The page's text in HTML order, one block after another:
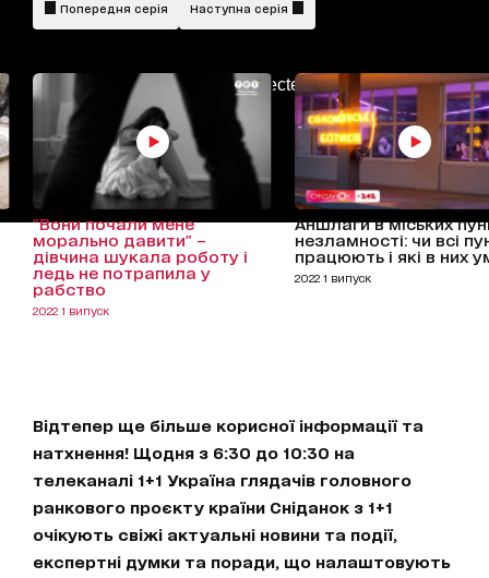
AdBlockDetected!
Попередня серія Наступна серія
"Вони почали мене
морально давити" –
дівчина шукала роботу і
ледь не потрапила у
рабство
2022 1 випуск
Аншлаги в міських
незламності: чи всі
працюють і які в них
2022 1 випуск
Відтепер ще більше корисної інформації та
натхнення! Щодня з 6:30 до 10:30 на
телеканалі 1+1 Україна глядачів головного
ранкового проєкту країни Сніданок з 1+1
очікують свіжі актуальні новини та події,
експертні думки та поради, що налаштовують